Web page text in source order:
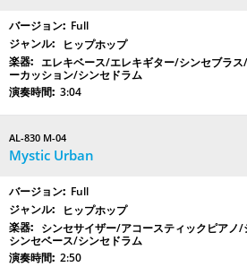
Full
ヒップホップ
エレキベース/エレキギター/シンセブラ
ーカッション/シンセドラム
3:04
AL-830 M-04
Mystic Urban
Full
ヒップホップ
シンセサイザー/アコースティックピア
シンセベース/シンセドラム
2:50